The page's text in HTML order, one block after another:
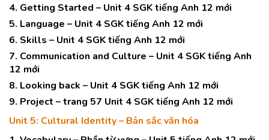
4. Getting Started – Unit 4 SGK tiếng Anh 12 mới
5. Language – Unit 4 SGK tiếng Anh 12 mới
6. Skills – Unit 4 SGK tiếng Anh 12 mới
7. Communication and Culture – Unit 4 SGK tiếng Anh
12 mới
8. Looking back – Unit 4 SGK tiếng Anh 12 mới
9. Project – trang 57 Unit 4 SGK tiếng Anh 12 mới
Unit 5: Cultural Identity – Bản sắc văn hóa